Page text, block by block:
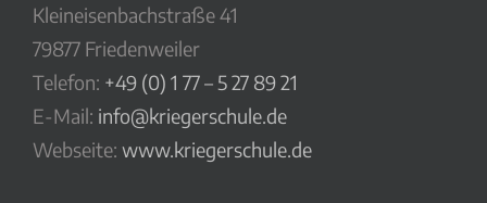
Kleineisenbachstraße 41
79877 Friedenweiler
Telefon: +49 (0) 1 77 – 5 27 89 21
E-Mail: info@kriegerschule.de
Webseite: www.kriegerschule.de